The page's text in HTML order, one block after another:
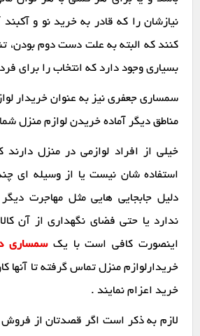
نیازشان را که قادر به خرید نو و
کنند که البته به علت دست دوم بودن،
بسیاری وجود دارد که انتخاب را برای
سمساری جعفری نیز به عنوان خریدار
مناطق دیگر آماده خریدن لوازم منزل
خیلی از افراد لوازمی در منزل
استفاده شان نیست یا از وسیله ای
دلیل جابجایی هایی مثل مهاجرت
ندارد یا حتی فضای نگهداری از آن
اینصورت کافی است با یکسمساری
خریدارلوازم منزل تماس گرفته تا آنها
خرید اعزام نمایند .
لازم به ذکر است اگر قصدتان از فروش